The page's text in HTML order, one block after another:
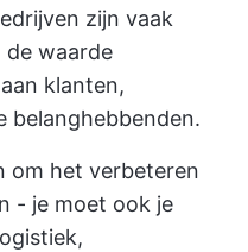
zijn vaak
waarde
klanten,
belanghebbenden.
om het verbeteren
- je moet ook je